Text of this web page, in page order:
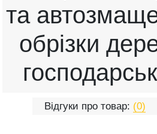
та
обрізки
Відгуки про товар: (0)